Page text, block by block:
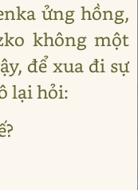
ửng hồng,
không một
để xua đi sự
lại hỏi: